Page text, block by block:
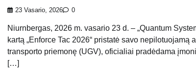
23 Vasario, 2026 0
Niurnbergas, 2026 m. vasario 23 d. – „Quantum
kartą „Enforce Tac 2026“ pristatė savo nepilotuojamą
transporto priemonę (UGV), oficialiai pradėdama
[…]